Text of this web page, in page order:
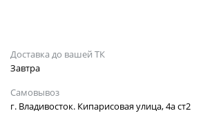
Доставка до вашей ТК
Завтра
Самовывоз
г. Владивосток. Кипарисовая улица, 4а ст2